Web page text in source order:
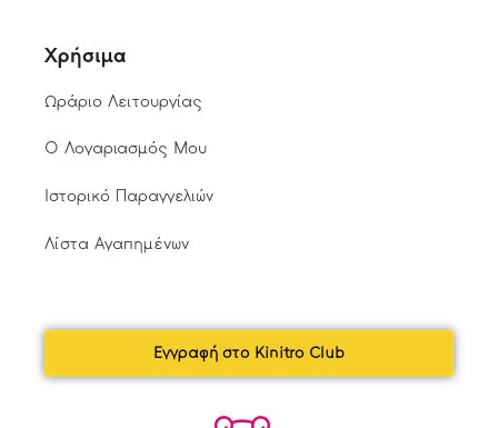
Χρήσιμα
Ωράριο Λειτουργίας
Ο Λογαριασμός Μου
Ιστορικό Παραγγελιών
Λίστα Αγαπημένων
Εγγραφή στο Kinitro Club